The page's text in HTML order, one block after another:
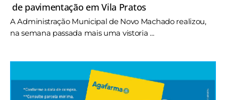
de pavimentação em Vila Pratos
A Administração Municipal de Novo Machado realizou,
na semana passada mais uma vistoria ...